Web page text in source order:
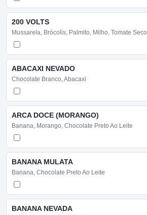
200 VOLTS
Mussarela, Brócolis, Palmito, Milho, Tomate Seco
ABACAXI NEVADO
Chocolate Branco, Abacaxi
ARCA DOCE (MORANGO)
Banana, Morango, Chocolate Preto Ao Leite
BANANA MULATA
Banana, Chocolate Preto Ao Leite
BANANA NEVADA